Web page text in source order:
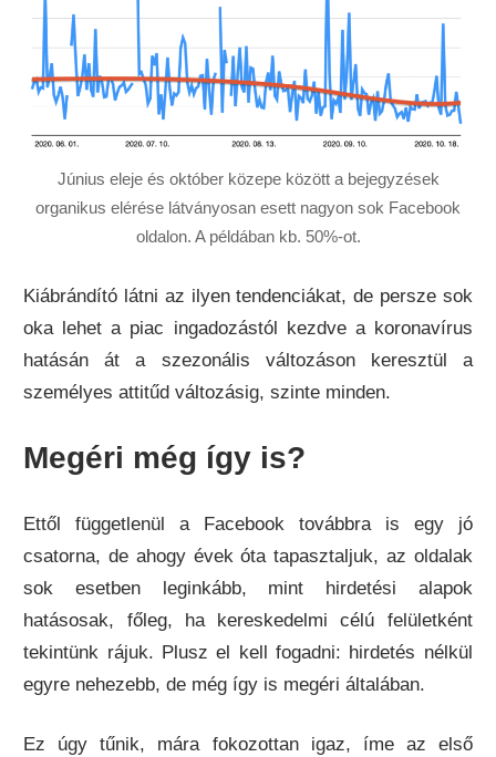
Június eleje és október közepe között a bejegyzések
organikus elérése látványosan esett nagyon sok Facebook
oldalon. A példában kb. 50%-ot.
Kiábrándító látni az ilyen tendenciákat, de persze sok
oka lehet a piac ingadozástól kezdve a koronavírus
hatásán át a szezonális változáson keresztül a
személyes attitűd változásig, szinte minden.
Megéri még így is?
Ettől függetlenül a Facebook továbbra is egy jó
csatorna, de ahogy évek óta tapasztaljuk, az oldalak
sok esetben leginkább, mint hirdetési alapok
hatásosak, főleg, ha kereskedelmi célú felületként
tekintünk rájuk. Plusz el kell fogadni: hirdetés nélkül
egyre nehezebb, de még így is megéri általában.
Ez úgy tűnik, mára fokozottan igaz, íme az első